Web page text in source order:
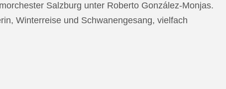
Salzburg unter Roberto González-Monjas.
Winterreise und Schwanengesang, vielfach